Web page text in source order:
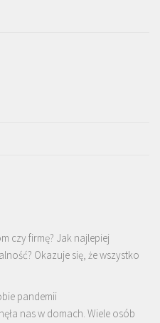
czy firmę? Jak najlepiej
Okazuje się, że wszystko
pandemii
nas w domach. Wiele osób